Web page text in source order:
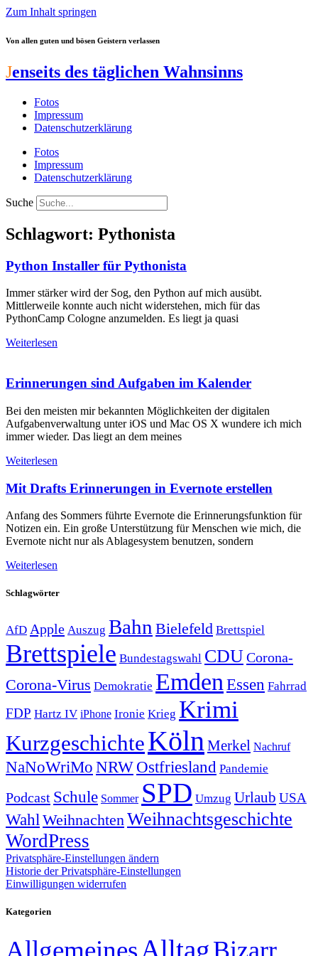
Zum Inhalt springen
Von allen guten und bösen Geistern verlassen
Jenseits des täglichen Wahnsinns
Fotos
Impressum
Datenschutzerklärung
Fotos
Impressum
Datenschutzerklärung
Suche
Schlagwort: Pythonista
Python Installer für Pythonista
Immer stärker wird der Sog, den Python auf mich ausübt.
Mittlerweile konnte auch nicht widerstehen, mich für das
PythonCamp Cologne anzumelden. Es liegt ja quasi
Weiterlesen
Erinnerungen sind Aufgaben im Kalender
Bei den meisten mir bekannten Möglichkeiten der digitalen
Aufgabenverwaltung unter iOS und Mac OS X wundere ich mich
immer wieder. Das liegt an dem meines
Weiterlesen
Mit Drafts Erinnerungen in Evernote erstellen
Anfang des Sommers führte Evernote die Erinnerungsfunktion für
Notizen ein. Ein große Unterstützung für Menschen wie mich, die
Evernote nicht nur als Ablagesystem benutzen, sondern
Weiterlesen
Schlagwörter
AfD Apple Auszug Bahn Bielefeld Brettspiel
Brettspiele Bundestagswahl CDUCorona-
Corona-Virus Demokratie Emden Essen Fahrrad
FDP Hartz IV iPhone Ironie Krieg Krimi
KurzgeschichteKöln Merkel Nachruf
NaNoWriMo NRWOstfriesland Pandemie
Podcast Schule Sommer SPD Umzug Urlaub USA
Wahl Weihnachten Weihnachtsgeschichte
WordPress
Privatsphäre-Einstellungen ändern
Historie der Privatsphäre-Einstellungen
Einwilligungen widerrufen
Kategorien
Allgemeines AlltagBizarr